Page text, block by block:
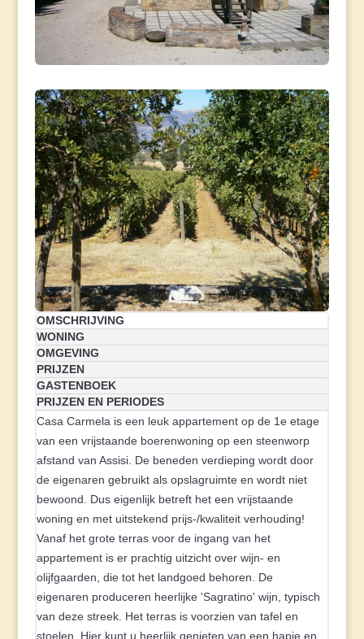
OMSCHRIJVING
WONING
OMGEVING
PRIJZEN
GASTENBOEK
PRIJZEN EN PERIODES
Casa Carmela is een leuk appartement op de 1e etage
van een vrijstaande boerenwoning op een steenworp
afstand van Assisi. De beneden verdieping wordt door
de eigenaren gebruikt als opslagruimte en wordt niet
bewoond. Dus eigenlijk betreft het een vrijstaande
woning en met uitstekend prijs-/kwaliteit verhouding!
Vanaf het grote terras voor de ingang van het
appartement is er prachtig uitzicht over wijn- en
olijfgaarden, die tot het landgoed behoren. De
eigenaren produceren heerlijke 'Sagratino' wijn, typisch
van deze streek. Het terras is voorzien van tafel en
stoelen. Hier kunt u heerlijk genieten van een hapje en